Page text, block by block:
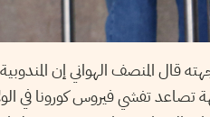
قال المنصف الهواني إن
تصاعد تفشي فيروس كورونا في